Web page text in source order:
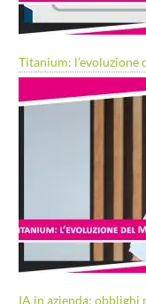
Titanium:
IA in azienda: obblighi